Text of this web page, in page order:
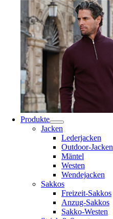
Produkte
Jacken
Lederjacken
Outdoor-Jacken
Mäntel
Westen
Wendejacken
Sakkos
Freizeit-Sakkos
Anzug-Sakkos
Sakko-Westen